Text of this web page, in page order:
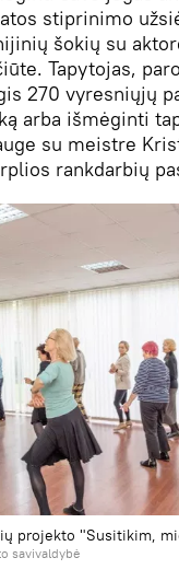
stiprinimo
šokių su
Tapytojas,
270 vyresniųjų
arba išmėginti
su meistre
rankdarbių
projekto "Susitikim,
savivaldybė